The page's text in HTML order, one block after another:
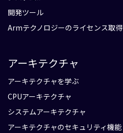
開発ツール
Armテクノロジーのライセンス取得
アーキテクチャ
アーキテクチャを学ぶ
CPUアーキテクチャ
システムアーキテクチャ
アーキテクチャのセキュリティ機能